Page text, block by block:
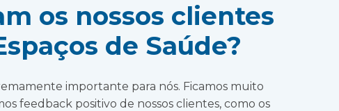
os nossos clientes
de Saúde?
importante para nós. Ficamos muito
feedback positivo de nossos clientes, como os